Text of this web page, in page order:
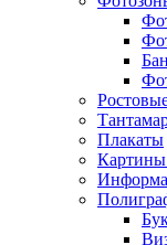
Плакаты
Картины